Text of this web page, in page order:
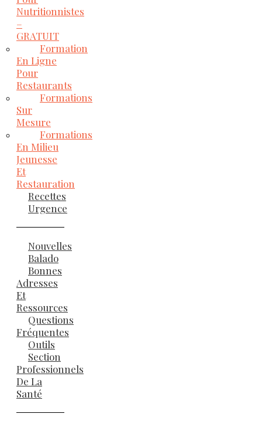
Nutritionnistes
–
GRATUIT
Formation
En Ligne
Pour
Restaurants
Formations
Sur
Mesure
Formations
En Milieu
Jeunesse
Et
Restauration
Recettes
Urgence
Nouvelles
Balado
Bonnes
Adresses
Et
Ressources
Questions
Fréquentes
Outils
Section
Professionnels
De La
Santé